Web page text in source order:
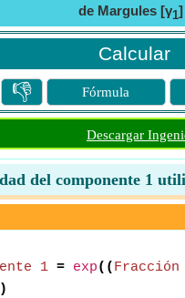
de Margules [γ1]
👎 Fórmula
Descargar
del componente 1
1 = exp((